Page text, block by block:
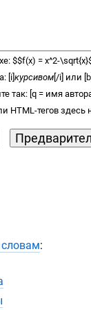
$$f(x) =x^2-\sqrt{x}
[i]курсивом [/i] или
так: [q = имя
HTML-тегов здесь
: